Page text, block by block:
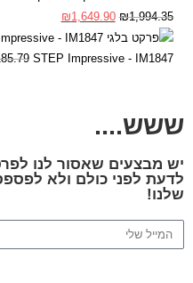
₪1,994.35
₪1,649.90
STEP Impressive - IM1847
ששש....
יש מבצעים שאסור לנו
לדעת לפני כולם ולא
שלנו!